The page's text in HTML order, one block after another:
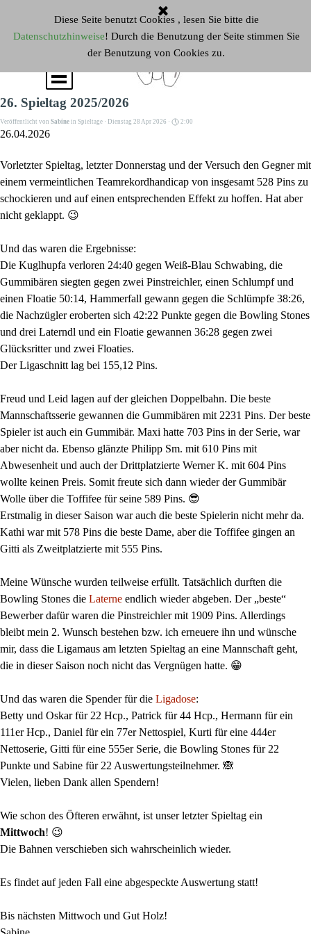
Diese Seite benutzt Cookies , lesen Sie bitte die
Datenschutzhinweise! Durch die Benutzung der Seite stimmen Sie
der Benutzung von Cookies zu.
26. Spieltag 2025/2026
Veröffentlicht von Sabine in Spieltage · Dienstag 28 Apr 2026 · 2:00
26.04.2026
Vorletzter Spieltag, letzter Donnerstag und der Versuch den Gegner mit
einem vermeintlichen Teamrekordhandicap von insgesamt 528 Pins zu
schockieren und auf einen entsprechenden Effekt zu hoffen. Hat aber
nicht geklappt. 😉
Und das waren die Ergebnisse:
Die Kuglhupfa verloren 24:40 gegen Weiß-Blau Schwabing, die
Gummibären siegten gegen zwei Pinstreichler, einen Schlumpf und
einen Floatie 50:14, Hammerfall gewann gegen die Schlümpfe 38:26,
die Nachzügler eroberten sich 42:22 Punkte gegen die Bowling Stones
und drei Laterndl und ein Floatie gewannen 36:28 gegen zwei
Glücksritter und zwei Floaties.
Der Ligaschnitt lag bei 155,12 Pins.
Freud und Leid lagen auf der gleichen Doppelbahn. Die beste
Mannschaftsserie gewannen die Gummibären mit 2231 Pins. Der beste
Spieler ist auch ein Gummibär. Maxi hatte 703 Pins in der Serie, war
aber nicht da. Ebenso glänzte Philipp Sm. mit 610 Pins mit
Abwesenheit und auch der Drittplatzierte Werner K. mit 604 Pins
wollte keinen Preis. Somit freute sich dann wieder der Gummibär
Wolle über die Toffifee für seine 589 Pins. 😎
Erstmalig in dieser Saison war auch die beste Spielerin nicht mehr da.
Kathi war mit 578 Pins die beste Dame, aber die Toffifee gingen an
Gitti als Zweitplatzierte mit 555 Pins.
Meine Wünsche wurden teilweise erfüllt. Tatsächlich durften die
Bowling Stones die Laterne endlich wieder abgeben. Der „beste“
Bewerber dafür waren die Pinstreichler mit 1909 Pins. Allerdings
bleibt mein 2. Wunsch bestehen bzw. ich erneuere ihn und wünsche
mir, dass die Ligamaus am letzten Spieltag an eine Mannschaft geht,
die in dieser Saison noch nicht das Vergnügen hatte. 😁
Und das waren die Spender für die Ligadose:
Betty und Oskar für 22 Hcp., Patrick für 44 Hcp., Hermann für ein
111er Hcp., Daniel für ein 77er Nettospiel, Kurti für eine 444er
Nettoserie, Gitti für eine 555er Serie, die Bowling Stones für 22
Punkte und Sabine für 22 Auswertungsteilnehmer. 🙈
Vielen, lieben Dank allen Spendern!
Wie schon des Öfteren erwähnt, ist unser letzter Spieltag ein
Mittwoch! 😉
Die Bahnen verschieben sich wahrscheinlich wieder.
Es findet auf jeden Fall eine abgespeckte Auswertung statt!
Bis nächsten Mittwoch und Gut Holz!